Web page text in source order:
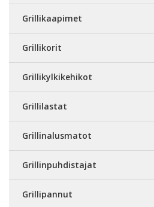
Grillikaapimet
Grillikorit
Grillikylkikehikot
Grillilastat
Grillinalusmatot
Grillinpuhdistajat
Grillipannut